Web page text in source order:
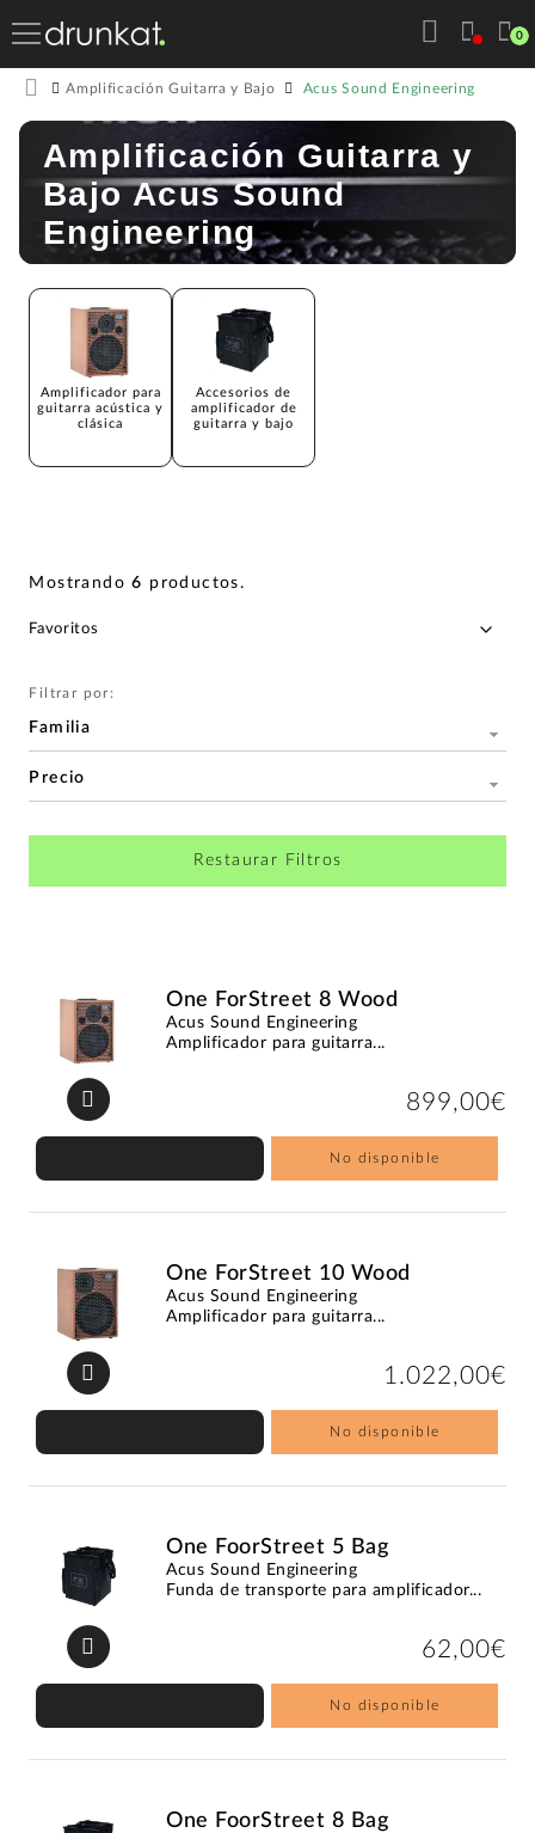
0
Amplificación Guitarra y Bajo Acus Sound Engineering
Amplificación Guitarra y
Bajo Acus Sound
Engineering
Amplificador para
guitarra acústica y
clásica
Accesorios de
amplificador de
guitarra y bajo
Mostrando6 productos.
Filtrar por:
Familia
Precio
Restaurar Filtros
One ForStreet 8 Wood
Acus Sound Engineering
Amplificador para guitarra...
899,00€
No disponible
One ForStreet 10 Wood
Acus Sound Engineering
Amplificador para guitarra...
1.022,00€
No disponible
One FoorStreet 5 Bag
Acus Sound Engineering
Funda de transporte para amplificador...
62,00€
No disponible
One FoorStreet 8 Bag